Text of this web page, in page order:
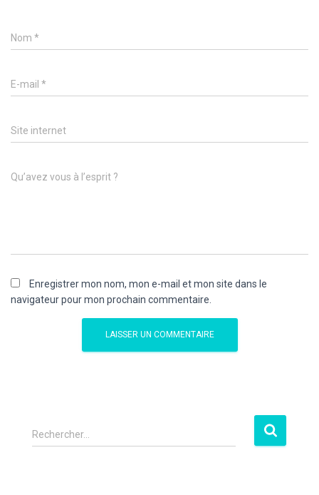
Nom *
E-mail *
Site internet
Qu’avez vous à l’esprit ?
Enregistrer mon nom, mon e-mail et mon site dans le
navigateur pour mon prochain commentaire.
Rechercher…